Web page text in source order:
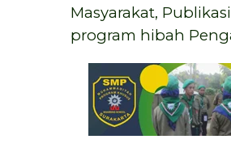
Masyarakat,
program hibah